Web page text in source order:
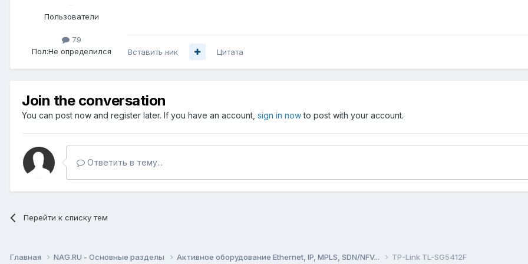
Пользователи
79
Пол:Не определился Вставить ник Цитата
Join the conversation
You can post now and register later. If you have an account, sign in nowto post with your account.
Ответить в тему...
Перейти к списку тем
Главная NAG.RU - Основные разделы Активное оборудование Ethernet, IP, MPLS, SDN/NFV... TP-Link TL-SG5412F